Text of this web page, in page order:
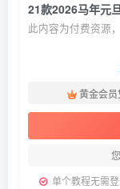
此内容为付费资源
黄金会员
单个教程无需